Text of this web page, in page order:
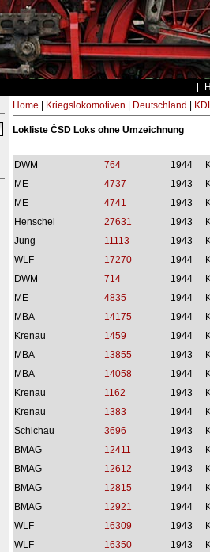
Home Kriegslokomotiven Deutschland
Lokliste ČSD Loks ohne Umzeichnung
DWM 764 1944
ME
4737 1943
ME
4741 1943
Henschel
27631 1943
Jung
11113 1943
WLF
17270 1944
DWM
714 1944
ME
4835 1944
MBA
14175 1944
Krenau
1459 1944
MBA
13855 1943
MBA
14058 1944
Krenau
1162 1943
Krenau
1383 1944
Schichau
3696 1943
BMAG
12411 1943
BMAG
12612 1943
BMAG
12815 1944
BMAG
12921 1944
WLF
16309 1943
WLF
16350 1943